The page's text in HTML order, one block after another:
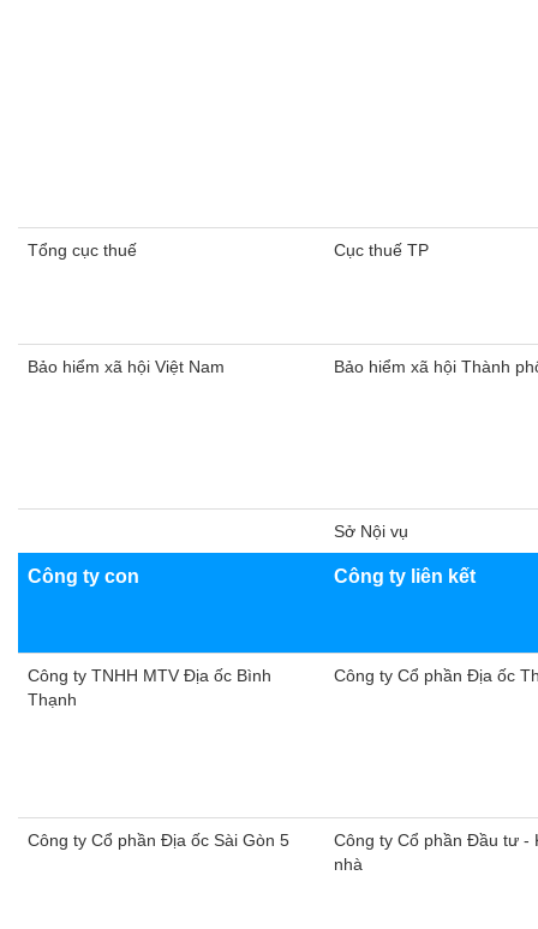
​Tổng cục thuế Cục thuế TP
Bảo hiểm xã hội Việt Nam Bảo hiểm xã hội Thành
Sở Nội vụ
Công ty con ​Công ty liên kết
Công ty TNHH MTV Địa ốc Bình
Thạnh
Công ty Cổ phần Địa ốc
Công ty Cổ phần Địa ốc Sài Gòn 5
Công ty Cổ phần Đầu tư -
nhà